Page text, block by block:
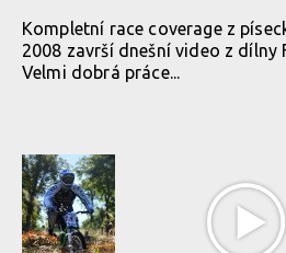
Kompletní race coverage z
2008 završí dnešní video z
Velmi dobrá práce...